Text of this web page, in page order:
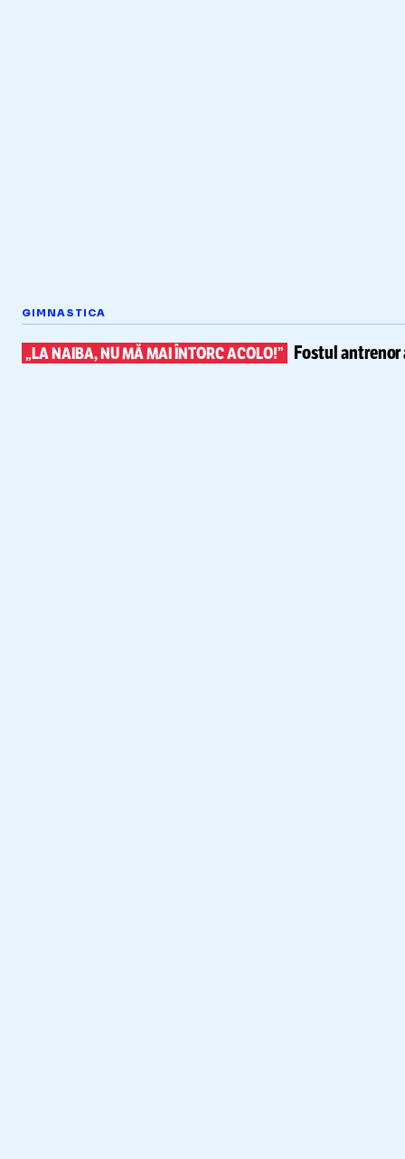
GIMNASTICA
„LA NAIBA, NU MĂ MAI ÎNTORC ACOLO!” Fostul